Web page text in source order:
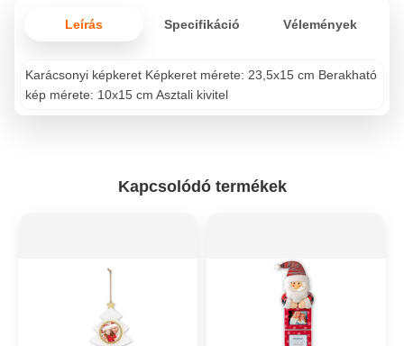
Leírás Specifikáció Vélemények
Karácsonyi képkeret Képkeret mérete: 23,5x15 cm Berakható
kép mérete: 10x15 cm Asztali kivitel
Kapcsolódó termékek